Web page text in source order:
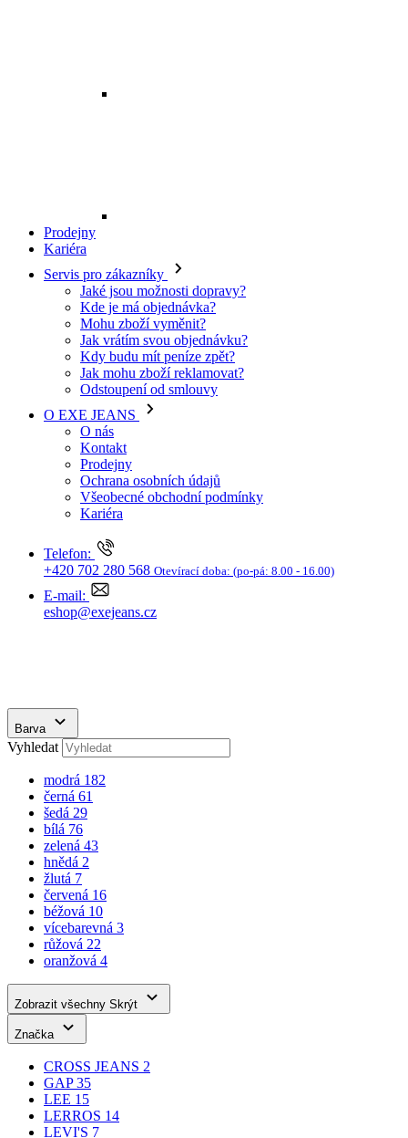
Servis pro zákazníky
Jaké jsou možnosti dopravy?
Kde je má objednávka?
Mohu zboží vyměnit?
Jak vrátím svou objednávku?
Kdy budu mít peníze zpět?
Jak mohu zboží reklamovat?
Odstoupení od smlouvy
O EXE JEANS
O nás
Kontakt
Prodejny
Ochrana osobních údajů
Všeobecné obchodní podmínky
Kariéra
Telefon:
+420 702 280 568
E-mail:
eshop@exejeans.cz
Vyhledat
modrá 182
šedá 29
bílá 76
zelená 43
hnědá 2
žlutá 7
červená
béžová
vícebarevná
růžová 22
oranžová 4
Značka
CROSS JEANS
LEE 15
LERROS
LEVI'S
MUSTANG
TOM TAILOR